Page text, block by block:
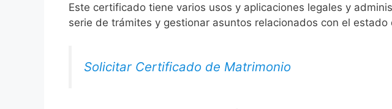
Este certificado tiene varios usos y aplicaciones legales y
serie de trámites y gestionar asuntos relacionados con el estado
Solicitar Certificado de Matrimonio